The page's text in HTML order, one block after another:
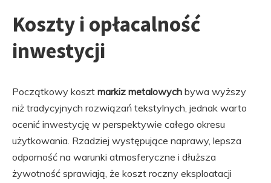
Koszty i opłacalność
inwestycji
Początkowy koszt markiz metalowych bywa wyższy
niż tradycyjnych rozwiązań tekstylnych, jednak warto
ocenić inwestycję w perspektywie całego okresu
użytkowania. Rzadziej występujące naprawy, lepsza
odporność na warunki atmosferyczne i dłuższa
żywotność sprawiają, że koszt roczny eksploatacji